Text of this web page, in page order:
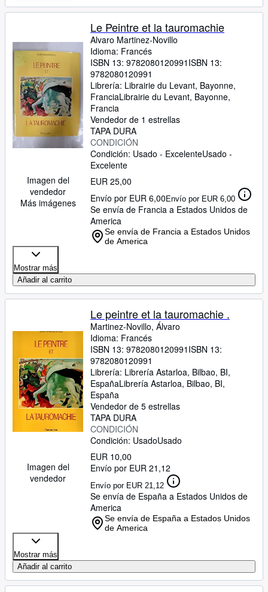
Imagen del
vendedor
Más imágenes
Le Peintre et la tauromachie
Alvaro Martinez-Novillo
Idioma: Francés
ISBN 13: 9782080120991 ISBN 13:
9782080120991
Librería: Librairie du Levant, Bayonne,
FranciaLibrairie du Levant, Bayonne,
Francia
Vendedor de 1 estrellas
TAPA DURA
CONDICIÓN
Condición: Usado - ExcelenteUsado -
Excelente
EUR 25,00
Envío por EUR 6,00Envío por EUR 6,00
Se envía de Francia a Estados Unidos de
America
Se envía de Francia a Estados Unidos
de America
Mostrar más
Añadir al carrito
Imagen del
vendedor
Le peintre et la tauromachie .
Martinez-Novillo, Álvaro
Idioma: Francés
ISBN 13: 9782080120991 ISBN 13:
9782080120991
Librería: Librería Astarloa, Bilbao, BI,
EspañaLibrería Astarloa, Bilbao, BI,
España
Vendedor de 5 estrellas
TAPA DURA
CONDICIÓN
Condición: UsadoUsado
EUR 10,00
Envío por EUR 21,12
Envío por EUR 21,12
Se envía de España a Estados Unidos de
America
Se envía de España a Estados Unidos
de America
Mostrar más
Añadir al carrito